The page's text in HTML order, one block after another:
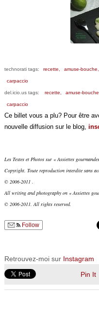
technorati tags: recette, amuse-bouche,
carpaccio
del.icio.us tags: recette, amuse-bouche,
carpaccio
Ce billet vous a plu? Pour être
nouvelle diffusion sur le blog,
Les Textes et Photos sur « Assiettes
Copyright. Toute reproduction interdite sans
© 2006-2011 .
All writing and photography on « Assiettes
© 2006-2011. All rights reserved.
Follow
Retrouvez-moi sur Instagram
Pin It